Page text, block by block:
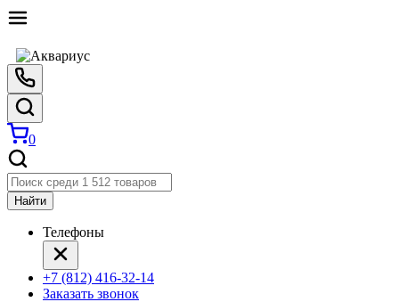
0
Найти
Телефоны
+7 (812) 416-32-14
Заказать звонок